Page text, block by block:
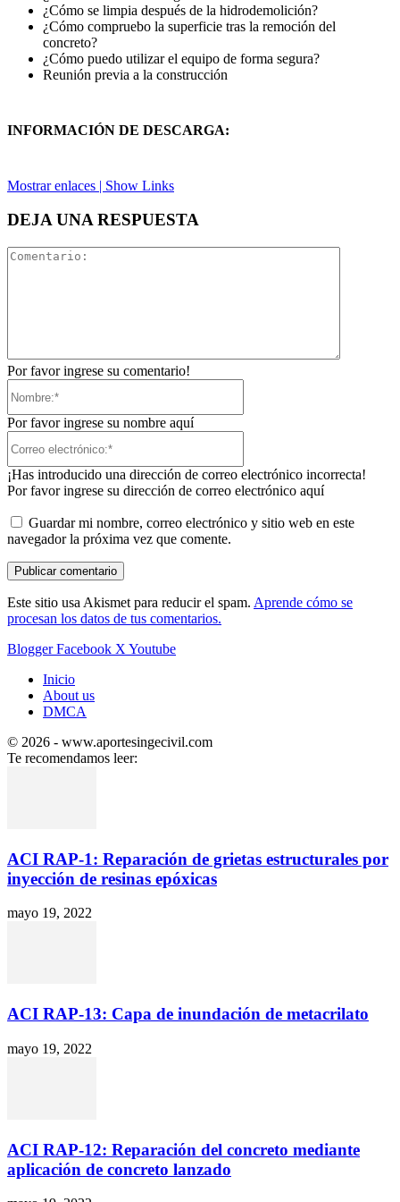
¿Cómo se limpia después de la hidrodemolición?
¿Cómo compruebo la superficie tras la remoción del
concreto?
¿Cómo puedo utilizar el equipo de forma segura?
Reunión previa a la construcción
INFORMACIÓN DE DESCARGA:
Mostrar enlaces | Show Links
DEJA UNA RESPUESTA
Por favor ingrese su comentario!
Por favor ingrese su nombre aquí
¡Has introducido una dirección de correo electrónico incorrecta!
Por favor ingrese su dirección de correo electrónico aquí
Guardar mi nombre, correo electrónico y sitio web en este
navegador la próxima vez que comente.
Este sitio usa Akismet para reducir el spam. Aprende cómo se
procesan los datos de tus comentarios.
Blogger Facebook X Youtube
Inicio
About us
DMCA
© 2026 - www.aportesingecivil.com
Te recomendamos leer:
ACI RAP-1: Reparación de grietas estructurales por
inyección de resinas epóxicas
mayo 19, 2022
ACI RAP-13: Capa de inundación de metacrilato
mayo 19, 2022
ACI RAP-12: Reparación del concreto mediante
aplicación de concreto lanzado